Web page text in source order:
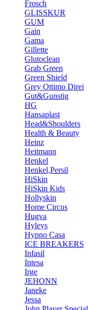
Frosch
GLISSKUR
GUM
Gain
Gama
Gillette
Glutoclean
Grab Green
Green Shield
Grey Ottimo Direi
Gut&Gunstig
HG
Hansaplast
Head&Shoulders
Health & Beauty
Heinz
Heitmann
Henkel
Henkel,Persil
HiSkin
HiSkin Kids
Hollyskin
Home Circus
Hugva
Hyleys
Hypno Casa
ICE BREAKERS
Infasil
Intesa
Irge
JEHONN
Janeke
Jessa